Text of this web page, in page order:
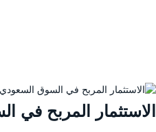
المربح في